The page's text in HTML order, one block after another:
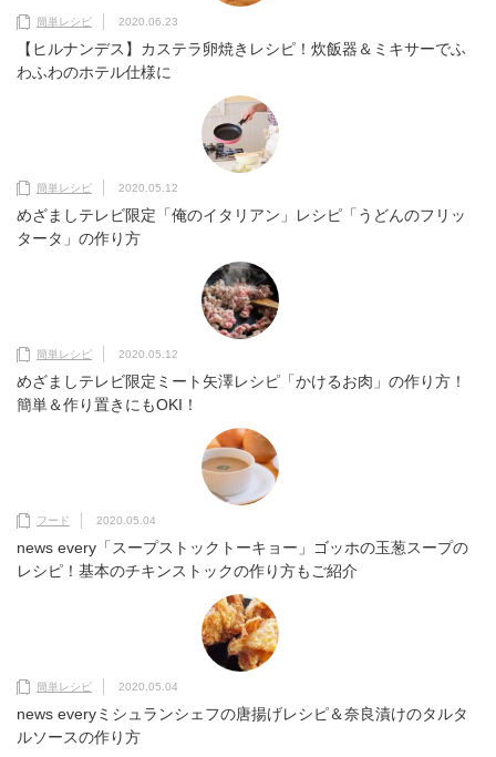
簡単レシピ 2020.06.23
【ヒルナンデス】カステラ卵焼きレシピ！炊飯器＆ミキサーでふ
わふわのホテル仕様に
簡単レシピ 2020.05.12
めざましテレビ限定「俺のイタリアン」レシピ「うどんのフリッ
タータ」の作り方
簡単レシピ 2020.05.12
めざましテレビ限定ミート矢澤レシピ「かけるお肉」の作り方！
簡単＆作り置きにもOKI！
フード 2020.05.04
news every「スープストックトーキョー」ゴッホの玉葱スープの
レシピ！基本のチキンストックの作り方もご紹介
簡単レシピ 2020.05.04
news everyミシュランシェフの唐揚げレシピ＆奈良漬けのタルタ
ルソースの作り方